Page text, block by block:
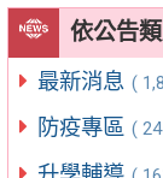
依公告
最新消息 (
防疫專區 (